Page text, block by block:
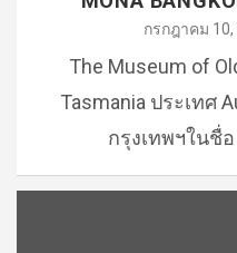
กรกฎาคม 10,
The Museum of
Tasmania ประเทศ
กรุงเทพฯในชื่อ